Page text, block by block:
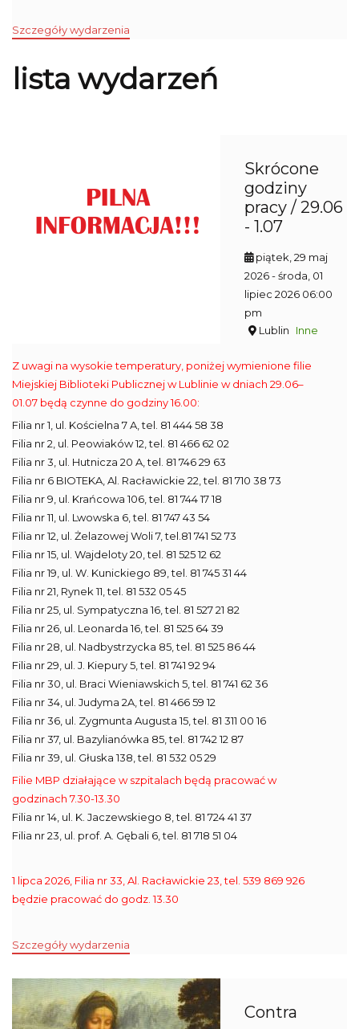
Szczegóły wydarzenia
lista wydarzeń
Skrócone
godziny
pracy / 29.06
- 1.07
piątek, 29 maj
2026- środa, 01
lipiec 2026 06:00
pm
Lublin
Inne
Z uwagi na wysokie temperatury, poniżej wymienione filie
Miejskiej Biblioteki Publicznej w Lublinie w dniach 29.06–
01.07 będą czynne do godziny 16.00:
Filia nr 1, ul. Kościelna 7 A, tel. 81 444 58 38
Filia nr 2, ul. Peowiaków 12, tel. 81 466 62 02
Filia nr 3, ul. Hutnicza 20 A, tel. 81 746 29 63
Filia nr 6 BIOTEKA, Al. Racławickie 22, tel. 81 710 38 73
Filia nr 9, ul. Krańcowa 106, tel. 81 744 17 18
Filia nr 11, ul. Lwowska 6, tel. 81 747 43 54
Filia nr 12, ul. Żelazowej Woli 7, tel.81 741 52 73
Filia nr 15, ul. Wajdeloty 20, tel. 81 525 12 62
Filia nr 19, ul. W. Kunickiego 89, tel. 81 745 31 44
Filia nr 21, Rynek 11, tel. 81 532 05 45
Filia nr 25, ul. Sympatyczna 16, tel. 81 527 21 82
Filia nr 26, ul. Leonarda 16, tel. 81 525 64 39
Filia nr 28, ul. Nadbystrzycka 85, tel. 81 525 86 44
Filia nr 29, ul. J. Kiepury 5, tel. 81 741 92 94
Filia nr 30, ul. Braci Wieniawskich 5, tel. 81 741 62 36
Filia nr 34, ul. Judyma 2A, tel. 81 466 59 12
Filia nr 36, ul. Zygmunta Augusta 15, tel. 81 311 00 16
Filia nr 37, ul. Bazylianówka 85, tel. 81 742 12 87
Filia nr 39, ul. Głuska 138, tel. 81 532 05 29
Filie MBP działające w szpitalach będą pracować w
godzinach 7.30-13.30
Filia nr 14, ul. K. Jaczewskiego 8, tel. 81 724 41 37
Filia nr 23, ul. prof. A. Gębali 6, tel. 81 718 51 04
1 lipca 2026, Filia nr 33, Al. Racławickie 23, tel. 539 869 926
będzie pracować do godz. 13.30
Szczegóły wydarzenia
Contra